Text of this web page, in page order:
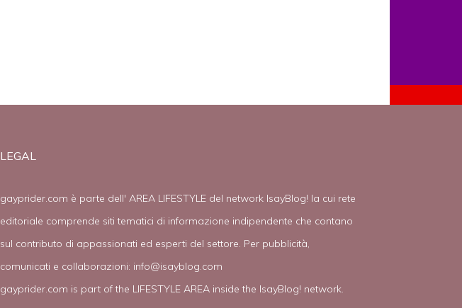
LEGAL
gayprider.com è parte dell' AREA LIFESTYLE del network IsayBlog! la cui rete
editoriale comprende siti tematici di informazione indipendente che contano
sul contributo di appassionati ed esperti del settore. Per pubblicità,
comunicati e collaborazioni: info@isayblog.com
gayprider.com is part of the LIFESTYLE AREA inside the IsayBlog! network.